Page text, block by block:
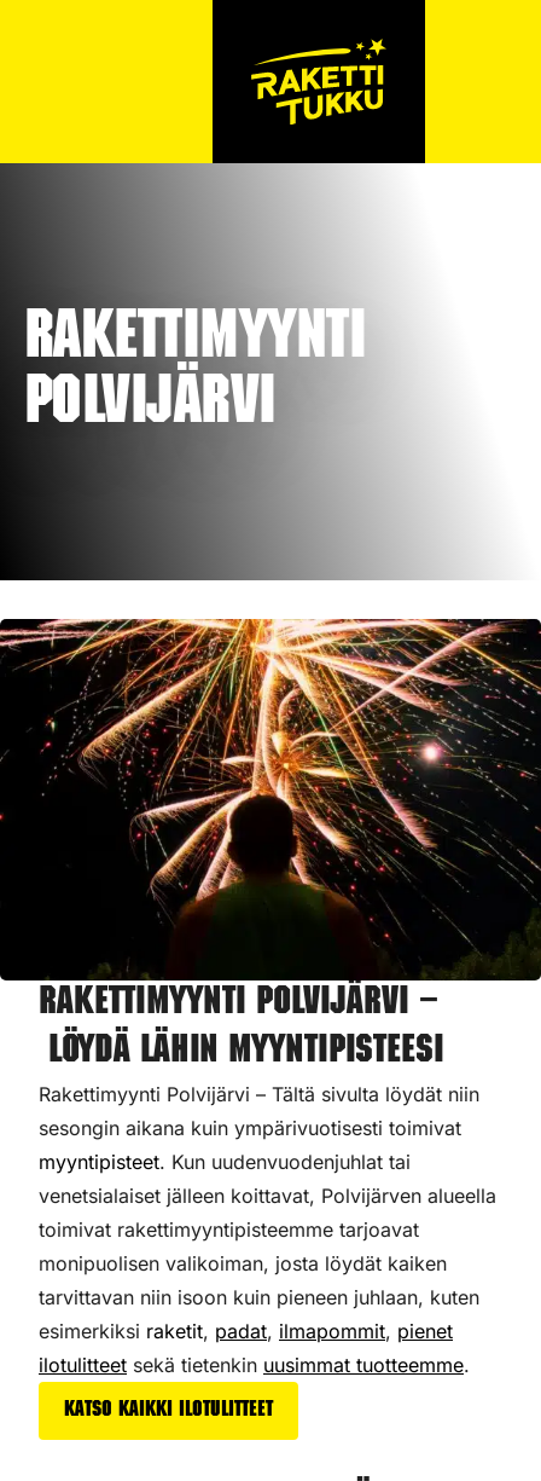
Rakettimyynti
Polvijärvi
Rakettimyynti Polvijärvi –
Löydä lähin myyntipisteesi
Rakettimyynti Polvijärvi – Tältä sivulta löydät niin
sesongin aikana kuin ympärivuotisesti toimivat
myyntipisteet. Kun uudenvuodenjuhlat tai
venetsialaiset jälleen koittavat, Polvijärven alueella
toimivat rakettimyyntipisteemme tarjoavat
monipuolisen valikoiman, josta löydät kaiken
tarvittavan niin isoon kuin pieneen juhlaan, kuten
esimerkiksi raketit, padat, ilmapommit, pienet
ilotulitteet sekä tietenkin uusimmat tuotteemme.
Katso kaikki ilotulitteet